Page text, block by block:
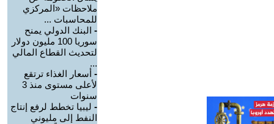
ملاحظات «المركزي
للمحاسبات ...
- البنك الدولي يمنح
سوريا 100 مليون دولار
لتحديث القطاع المالي
...
- أسعار الغذاء ترتقع
لأعلى مستوى منذ 3
سنوات
- ليبيا تخطط لرفع إنتاج
النفط إلى مليوني